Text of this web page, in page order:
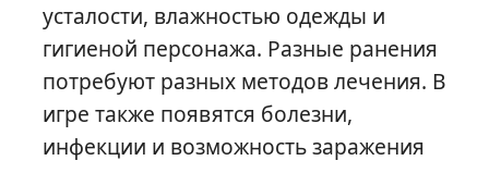
усталости, влажностью одежды и
гигиеной персонажа. Разные ранения
потребуют разных методов лечения. В
игре также появятся болезни,
инфекции и возможность заражения